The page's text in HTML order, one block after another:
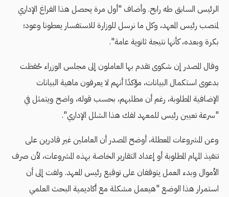
الرئيس السابق طه رابح. وأضاف "أول مرة يحصل هذا الفراغ الإداري
لمنصب رئيس المعهد، وكل ما نرسل للوزارة للاستفسار يعطونا وعود؛
بكرة وبعده، كأنها نتيجة ثانوية عامة".
وقال المصدر إن شكوى تقدم بها العاملون إلى مجلس الوزراء حُفظت
بدعوى استكمال البيانات، مؤكدًا أنهم لا يعرفون ماهية البيانات
الإضافية المطلوبة، رغم أن مطلبهم، بحسب قوله، واضح ويتمثل في
"سرعة تعيين رئيس للمعهد لفك هذا الشلل الإداري".
وعن المشروعات المعطلة، أوضح المصدر أن العاملين غير قادرين على
تنفيذ المهام المطلوبة أو إعداد التقارير الخاصة بهذه المشروعات، لأن صرف
الأموال وبدء العمل يتوقفان على توقيع رئيس المعهد. ولفت إلى أن
استمرار هذا الوضع "هيعمل مشكلة مع أكاديمية البحث العلمي